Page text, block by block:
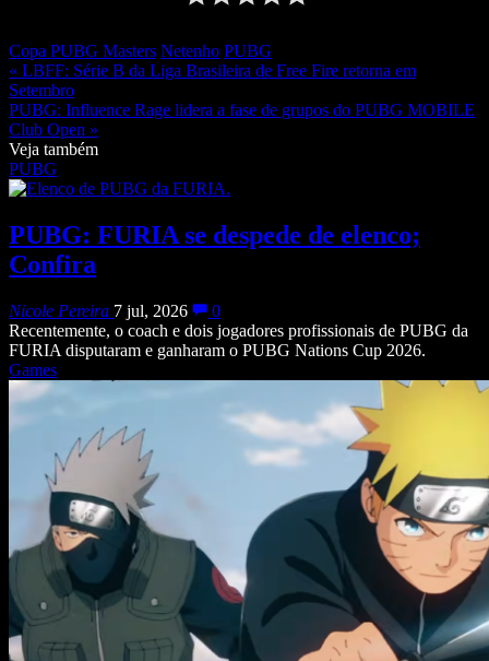
Copa PUBG Masters Netenho PUBG
« LBFF: Série B da Liga Brasileira de Free Fire retorna em
Setembro
PUBG: Influence Rage lidera a fase de grupos do PUBG MOBILE
Club Open »
Veja também
PUBG
PUBG: FURIA se despede de elenco;
Confira
Nicole Pereira 7 jul, 2026
0
Recentemente, o coach e dois jogadores profissionais de PUBG da
FURIA disputaram e ganharam o PUBG Nations Cup 2026.
Games